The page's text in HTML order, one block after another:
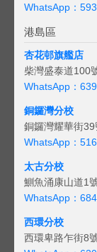
WhatsApp：
港島區
杏花邨旗艦店
柴灣盛泰道100
WhatsApp：
銅鑼灣分校
銅鑼灣耀華街
WhatsApp：
太古分校
鰂魚涌康山道1
WhatsApp：
西環分校
西環卑路乍街8